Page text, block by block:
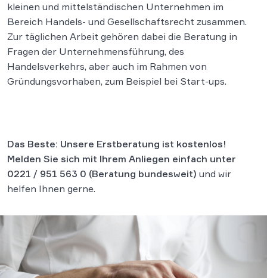
kleinen und mittelständischen Unternehmen im
Bereich Handels- und Gesellschaftsrecht zusammen.
Zur täglichen Arbeit gehören dabei die Beratung in
Fragen der Unternehmensführung, des
Handelsverkehrs, aber auch im Rahmen von
Gründungsvorhaben, zum Beispiel bei Start-ups.
Das Beste: Unsere Erstberatung ist kostenlos!
Melden Sie sich mit Ihrem Anliegen einfach unter
0221 / 951 563 0 (Beratung bundesweit) und wir
helfen Ihnen gerne.